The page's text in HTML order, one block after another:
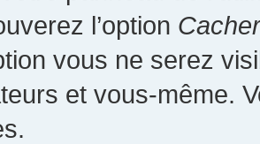
l’option
vous ne serez
et vous-même.